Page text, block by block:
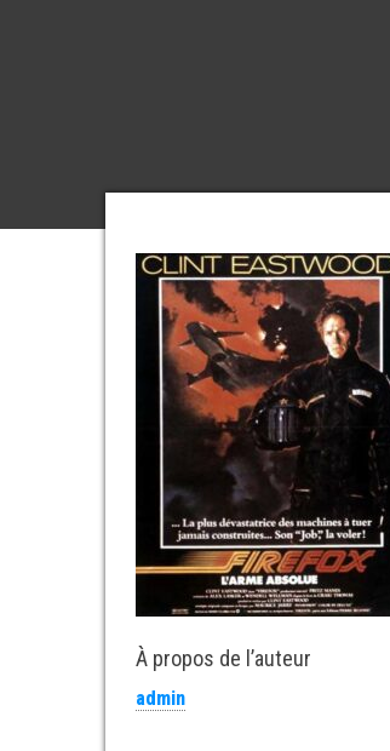
À propos de l’auteur
admin